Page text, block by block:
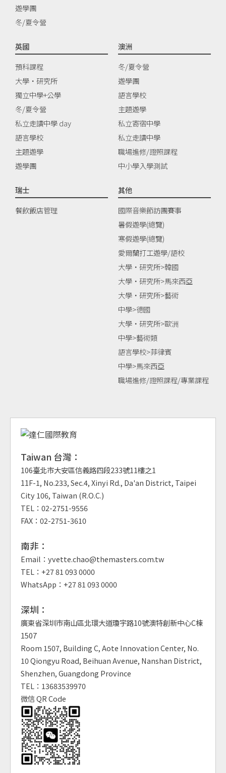
遊學團
冬/夏令營
英國
預科課程
大學‧研究所
獨立中學+公學
冬/夏令營
私立走讀中學 day
語言學校
主題遊學
遊學團
澳洲
冬/夏令營
遊學團
語言學校
主題遊學
私立寄宿中學
私立走讀中學
職場進修/證照課程
中小學入學測試
瑞士
餐飲飯店管理
其他
國際音樂節訪團賽事
暑假遊學(總覽)
寒假遊學(總覽)
愛爾蘭打工遊學/語校
大學‧研究所>韓國
大學‧研究所>馬來西亞
大學‧研究所>藝術
中學>德國
大學‧研究所>歐洲
中學>藝術類
語言學校>菲律賓
中學>馬來西亞
職場進修/證照課程/專業課程
Taiwan 台灣：
106臺北市大安區信義路四段233號11樓之1
11F-1, No.233, Sec.4, Xinyi Rd., Da'an District, Taipei
City 106, Taiwan (R.O.C.)
TEL：02-2751-9556
FAX：02-2751-3610
南非：
Email：yvette.chao@themasters.com.tw
TEL：+27 81 093 0000
WhatsApp：+27 81 093 0000
深圳：
廣東省深圳市南山區北環大道瓊宇路10號澳特創新中心C棟
1507
Room 1507, Building C, Aote Innovation Center, No.
10 Qiongyu Road, Beihuan Avenue, Nanshan District,
Shenzhen, Guangdong Province
TEL：13683539970
微信 QR Code